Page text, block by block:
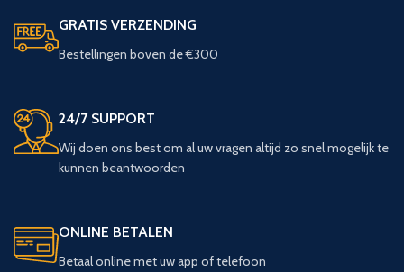
GRATIS VERZENDING
Bestellingen boven de €300
24/7 SUPPORT
Wij doen ons best om al uw vragen altijd zo snel mogelijk te
kunnen beantwoorden
ONLINE BETALEN
Betaal online met uw app of telefoon